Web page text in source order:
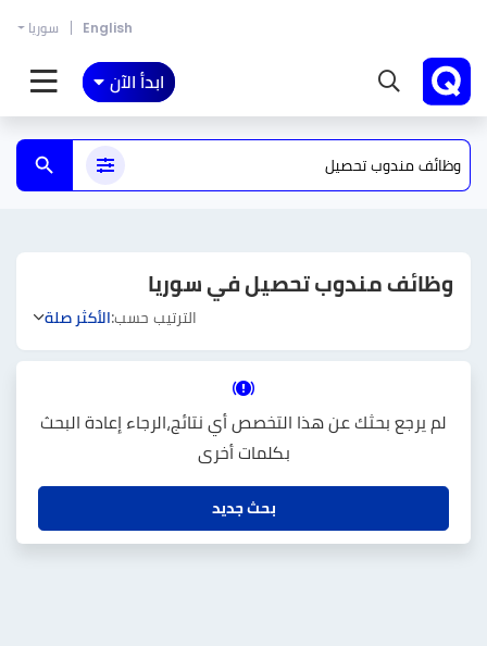
English سوريا
ابدأ الآن
وظائف مندوب تحصيل في سوريا
الترتيب حسب:الأكثر صلة
لم يرجع بحثك عن هذا التخصص أي نتائج،الرجاء إعادة البحث
بكلمات أخرى
بحث جديد